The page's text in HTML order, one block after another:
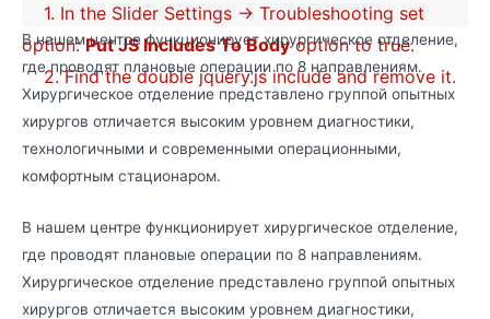
1. In the Slider Settings -> Troubleshooting set
option:Put JS Includes To Bodyoption to true.
2. Find the double jquery.js include and remove it.
В нашем центре функционирует хирургическое отделение,
где проводят плановые операции по 8 направлениям.
Хирургическое отделение представлено группой опытных
хирургов отличается высоким уровнем диагностики,
технологичными и современными операционными,
комфортным стационаром.
В нашем центре функционирует хирургическое отделение,
где проводят плановые операции по 8 направлениям.
Хирургическое отделение представлено группой опытных
хирургов отличается высоким уровнем диагностики,